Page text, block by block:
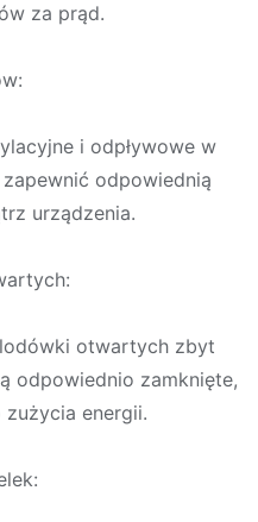
za prąd.
i odpływowe w
odpowiednią
urządzenia.
otwartych zbyt
odpowiednio zamknięte,
energii.